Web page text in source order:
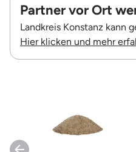
Partner vor Ort
Landkreis Konstanz kann
Hier klicken und mehr